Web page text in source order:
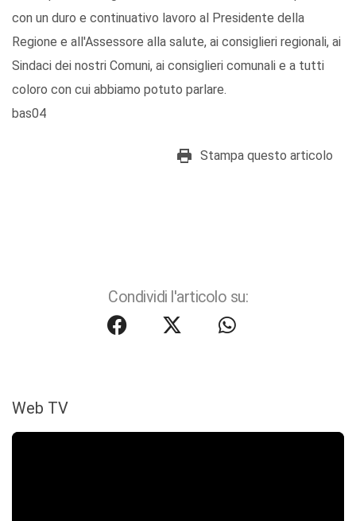
con un duro e continuativo lavoro al Presidente della
Regione e all'Assessore alla salute, ai consiglieri regionali, ai
Sindaci dei nostri Comuni, ai consiglieri comunali e a tutti
coloro con cui abbiamo potuto parlare.
bas04
Stampa questo articolo
Condividi l'articolo su:
Web TV